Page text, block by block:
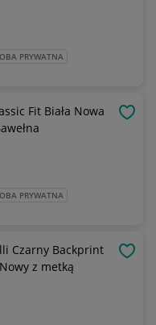
PRYWATNA
Fit Biała Nowa
PRYWATNA
Czarny Backprint
z metką